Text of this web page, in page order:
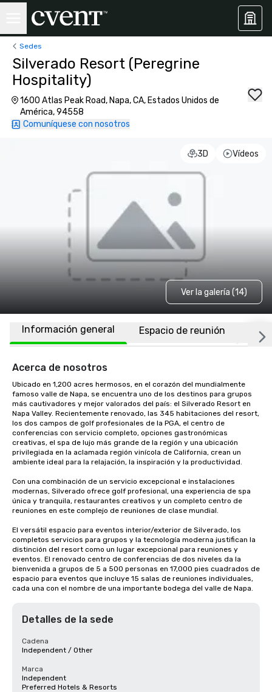
Sedes
Silverado Resort (Peregrine
Hospitality)
1600 Atlas Peak Road, Napa, CA, Estados Unidos de
América, 94558
Comuníquese con nosotros
3D Vídeos
Ver la galería (14)
Información general Espacio de reunión
Acerca de nosotros
Ubicado en 1,200 acres hermosos, en el corazón del mundialmente
famoso valle de Napa, se encuentra uno de los destinos para grupos
más cautivadores y mejor valorados del país: el Silverado Resort en
Napa Valley. Recientemente renovado, las 345 habitaciones del resort,
los dos campos de golf profesionales de la PGA, el centro de
conferencias con servicio completo, opciones gastronómicas
creativas, el spa de lujo más grande de la región y una ubicación
privilegiada en la aclamada región vinícola de California, crean un
ambiente ideal para la relajación, la inspiración y la productividad.
Con una combinación de un servicio excepcional e instalaciones
modernas, Silverado ofrece golf profesional, una experiencia de spa
única y tranquila, restaurantes creativos y un completo centro de
reuniones en este complejo de reuniones de clase mundial.
El versátil espacio para eventos interior/exterior de Silverado, los
completos servicios para grupos y la tecnología moderna justifican la
distinción del resort como un lugar excepcional para reuniones y
eventos. El renovado centro de conferencias de dos niveles da la
bienvenida a grupos de 5 a 500 personas en 17,000 pies cuadrados de
espacio para eventos que incluye 15 salas de reuniones individuales,
cada una con el nombre de una importante bodega del valle de Napa.
Detalles de la sede
Cadena
Independent / Other
Marca
Independent
Preferred Hotels & Resorts